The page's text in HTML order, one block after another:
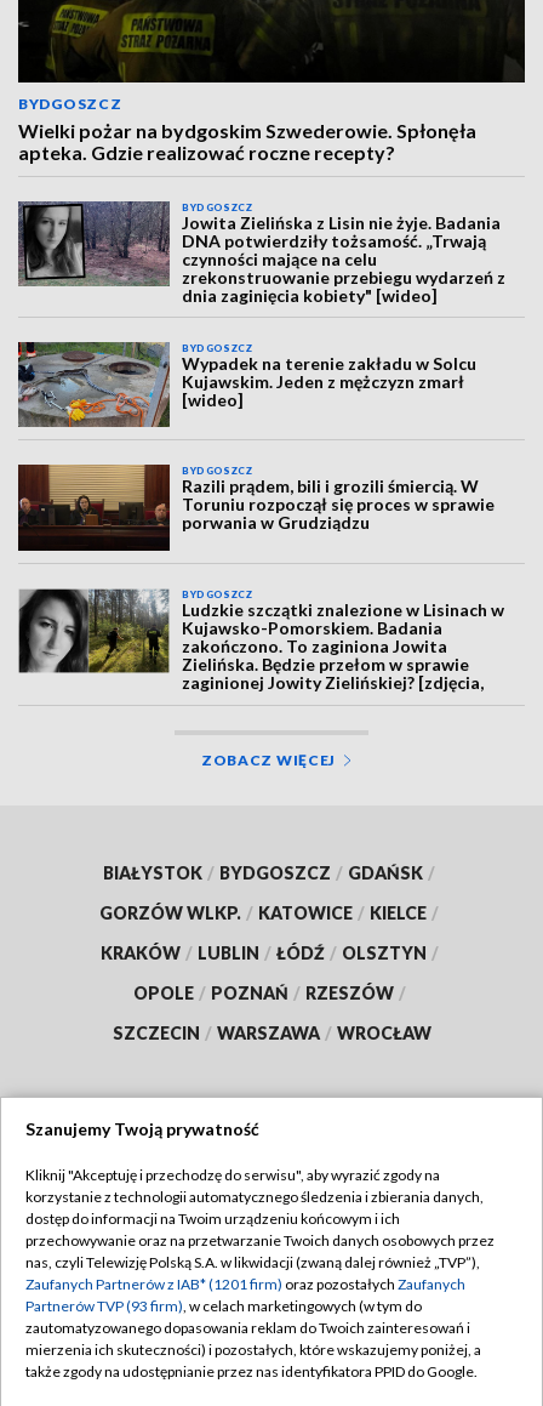
BYDGOSZCZ
Wielki pożar na bydgoskim Szwederowie. Spłonęła
apteka. Gdzie realizować roczne recepty?
BYDGOSZCZ
Jowita Zielińska z Lisin nie żyje. Badania
DNA potwierdziły tożsamość. „Trwają
czynności mające na celu
zrekonstruowanie przebiegu wydarzeń z
dnia zaginięcia kobiety" [wideo]
BYDGOSZCZ
Wypadek na terenie zakładu w Solcu
Kujawskim. Jeden z mężczyzn zmarł
[wideo]
BYDGOSZCZ
Razili prądem, bili i grozili śmiercią. W
Toruniu rozpoczął się proces w sprawie
porwania w Grudziądzu
BYDGOSZCZ
Ludzkie szczątki znalezione w Lisinach w
Kujawsko-Pomorskiem. Badania
zakończono. To zaginiona Jowita
Zielińska. Będzie przełom w sprawie
zaginionej Jowity Zielińskiej? [zdjęcia,
wideo, aktualizacja]
ZOBACZ WIĘCEJ
BIAŁYSTOK / BYDGOSZCZ / GDAŃSK /
GORZÓW WLKP. / KATOWICE / KIELCE /
KRAKÓW / LUBLIN / ŁÓDŹ / OLSZTYN /
OPOLE / POZNAŃ / RZESZÓW /
SZCZECIN / WARSZAWA / WROCŁAW
TVP
Abonament TVP
Emisja w TVP
Centrum informacji TVP
Naziemna Telewizja Cyfrowa
Regulamin TVP
Polityka prywatności
Moje zgody
Pomoc
Szanujemy Twoją prywatność
Kliknij "Akceptuję i przechodzę do serwisu", aby wyrazić zgody na
korzystanie z technologii automatycznego śledzenia i zbierania danych,
dostęp do informacji na Twoim urządzeniu końcowym i ich
przechowywanie oraz na przetwarzanie Twoich danych osobowych przez
nas, czyli Telewizję Polską S.A. w likwidacji (zwaną dalej również „TVP”),
Zaufanych Partnerów z IAB* (1201 firm) oraz pozostałych Zaufanych
Partnerów TVP (93 firm), w celach marketingowych (w tym do
zautomatyzowanego dopasowania reklam do Twoich zainteresowań i
mierzenia ich skuteczności) i pozostałych, które wskazujemy poniżej, a
także zgody na udostępnianie przez nas identyfikatora PPID do Google.